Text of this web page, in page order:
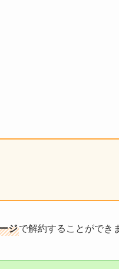
ジで解約することができ